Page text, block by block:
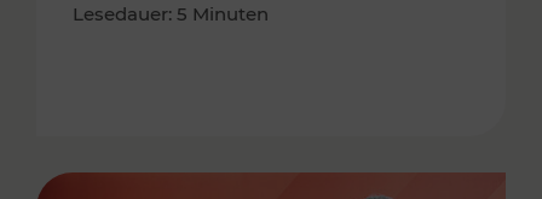
Lesedauer: 5 Minuten